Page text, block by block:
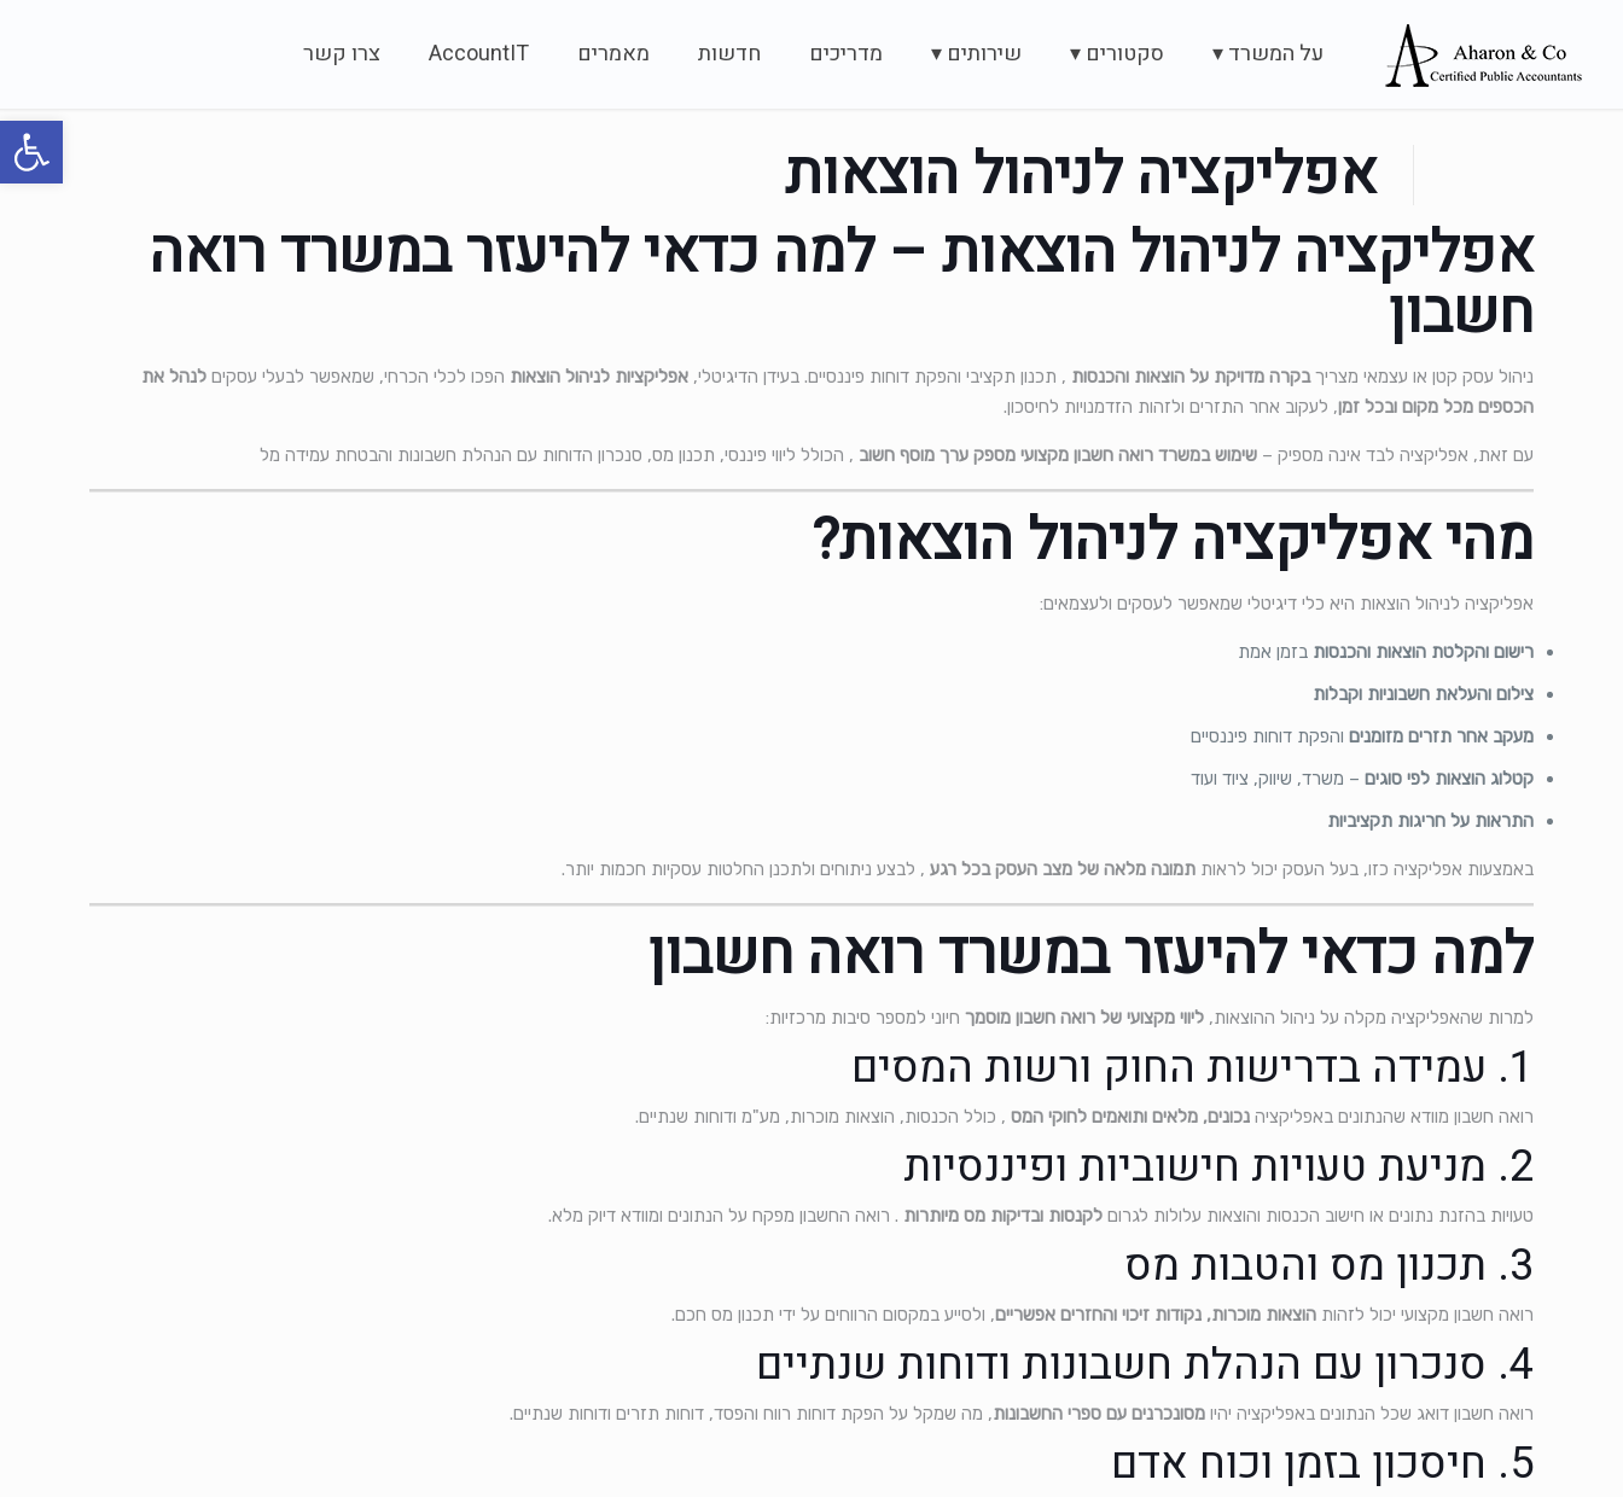
פתח
על המשרד ▾ סקטורים ▾ שירותים ▾ מדריכים חדשות מאמרים AccountIT צרו קשר
אפליקציה לניהול הוצאות
אפליקציה לניהול הוצאות – למה כדאי להיעזר במשרד רואה
חשבון
ניהול עסק קטן או עצמאי מצריךבקרה מדויקת על הוצאות והכנסות , תכנון תקציבי והפקת דוחות פיננסיים. בעידן הדיגיטלי,אפליקציות לניהול הוצאות הפכו לכלי הכרחי, שמאפשר לבעלי עסקיםלנהל את
הכספים מכל מקום ובכל זמן, לעקוב אחר התזרים ולזהות הזדמנויות לחיסכון.
עם זאת, אפליקציה לבד אינה מספיק –שימוש במשרד רואה חשבון מקצועי מספק ערך מוסף חשוב , הכולל ליווי פיננסי, תכנון מס, סנכרון הדוחות עם הנהלת חשבונות והבטחת עמידה מל
מהי אפליקציה לניהול הוצאות?
אפליקציה לניהול הוצאות היא כלי דיגיטלי שמאפשר לעסקים ולעצמאים:
רישום והקלטת הוצאות והכנסות בזמן אמת
צילום והעלאת חשבוניות וקבלות
מעקב אחר תזרים מזומנים והפקת דוחות פיננסיים
קטלוג הוצאות לפי סוגים – משרד, שיווק, ציוד ועוד
התראות על חריגות תקציביות
באמצעות אפליקציה כזו, בעל העסק יכול לראותתמונה מלאה של מצב העסק בכל רגע , לבצע ניתוחים ולתכנן החלטות עסקיות חכמות יותר.
למה כדאי להיעזר במשרד רואה חשבון
למרות שהאפליקציה מקלה על ניהול ההוצאות,ליווי מקצועי של רואה חשבון מוסמך חיוני למספר סיבות מרכזיות:
1. עמידה בדרישות החוק ורשות המסים
רואה חשבון מוודא שהנתונים באפליקציהנכונים, מלאים ותואמים לחוקי המס , כולל הכנסות, הוצאות מוכרות, מע"מ ודוחות שנתיים.
2. מניעת טעויות חישוביות ופיננסיות
טעויות בהזנת נתונים או חישוב הכנסות והוצאות עלולות לגרוםלקנסות ובדיקות מס מיותרות . רואה החשבון מפקח על הנתונים ומוודא דיוק מלא.
3. תכנון מס והטבות מס
רואה חשבון מקצועי יכול לזהותהוצאות מוכרות, נקודות זיכוי והחזרים אפשריים, ולסייע במקסום הרווחים על ידי תכנון מס חכם.
4. סנכרון עם הנהלת חשבונות ודוחות שנתיים
רואה חשבון דואג שכל הנתונים באפליקציה יהיומסונכרנים עם ספרי החשבונות, מה שמקל על הפקת דוחות רווח והפסד, דוחות תזרים ודוחות שנתיים.
5. חיסכון בזמן וכוח אדם